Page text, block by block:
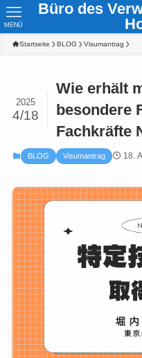
Büro des
MENÜ
Startseite BLOG Visumantrag
Wie erhält
besondere
Fachkräfte
2025
4/18
BLOG Visumantrag 18.